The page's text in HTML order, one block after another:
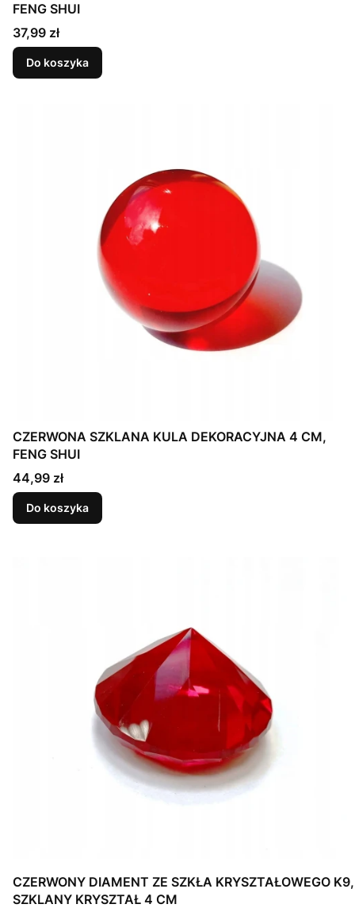
FENG SHUI
Cena
37,99 zł
Do koszyka
CZERWONA SZKLANA KULA DEKORACYJNA 4 CM,
FENG SHUI
Cena
44,99 zł
Do koszyka
CZERWONY DIAMENT ZE SZKŁA KRYSZTAŁOWEGO K9,
SZKLANY KRYSZTAŁ 4 CM